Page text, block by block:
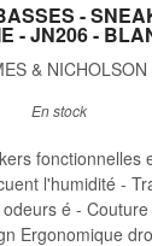
-
- JN206 -
& NICHOLSON
En stock
fonctionnelles
l'humidité -
é -
Ergonomique